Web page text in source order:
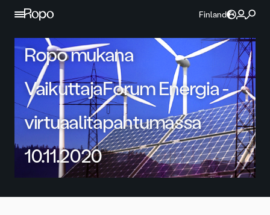
Jatka sisältöön
Finland
Ropo mukana
VaikuttajaForum Energia -
virtuaalitapahtumassa
10.11.2020